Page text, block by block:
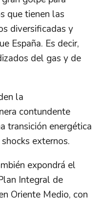
que tienen las
diversificadas y
España. Es decir,
del gas y de
la
contundente
transición energética
externos.
expondrá el
Integral de
Oriente Medio, con